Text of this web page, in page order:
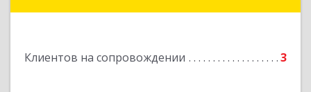
Клиентов на сопровождении 3